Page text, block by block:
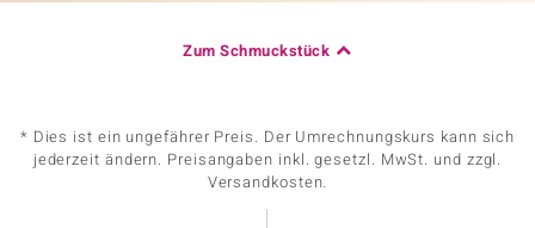
Zum Schmuckstück
* Dies ist ein ungefährer Preis. Der Umrechnungskurs kann sich
jederzeit ändern. Preisangaben inkl. gesetzl. MwSt. und zzgl.
Versandkosten.